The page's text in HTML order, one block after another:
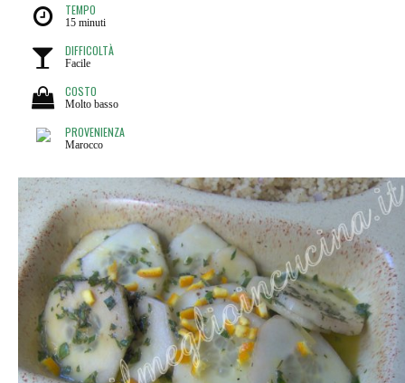
TEMPO
15 minuti
DIFFICOLTÀ
Facile
COSTO
Molto basso
PROVENIENZA
Marocco